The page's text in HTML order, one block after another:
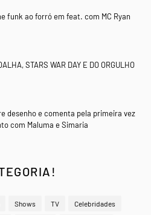
funk ao forró em feat. com MC Ryan
STARS WAR DAY E DO ORGULHO
desenho e comenta pela primeira vez
com Maluma e Simaria
Shows TV Celebridades